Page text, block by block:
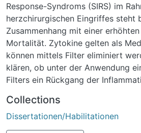
Response-Syndroms (SIRS) im
herzchirurgischen Eingriffes steht
Zusammenhang mit einer
Mortalität. Zytokine gelten als
können mittels Filter eliminiert
klären, ob unter der Anwendung
Filters ein Rückgang der
erzielt werden kann. Erweitert
Fragestellung des optimalen
des Filters.
Collections
Dissertationen/Habilitationen